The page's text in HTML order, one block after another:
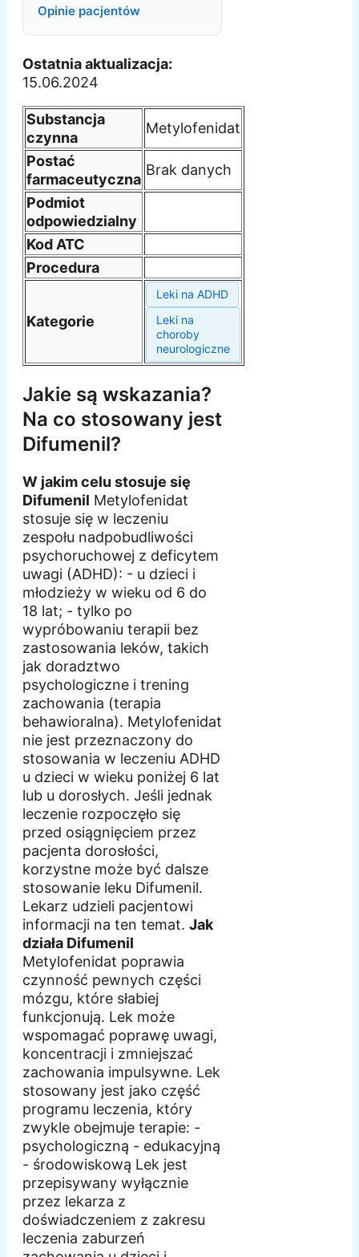
Opinie pacjentów
Ostatnia aktualizacja:
15.06.2024
Substancja
czynna
Metylofenidat
Postać
farmaceutyczna
Brak danych
Podmiot
odpowiedzialny
Kod ATC
Procedura
Kategorie
Leki na ADHD
Leki na
choroby
neurologiczne
Jakie są wskazania?
Na co stosowany jest
Difumenil?
W jakim celu stosuje się
Difumenil Metylofenidat
stosuje się w leczeniu
zespołu nadpobudliwości
psychoruchowej z deficytem
uwagi (ADHD): - u dzieci i
młodzieży w wieku od 6 do
18 lat; - tylko po
wypróbowaniu terapii bez
zastosowania leków, takich
jak doradztwo
psychologiczne i trening
zachowania (terapia
behawioralna). Metylofenidat
nie jest przeznaczony do
stosowania w leczeniu ADHD
u dzieci w wieku poniżej 6 lat
lub u dorosłych. Jeśli jednak
leczenie rozpoczęło się
przed osiągnięciem przez
pacjenta dorosłości,
korzystne może być dalsze
stosowanie leku Difumenil.
Lekarz udzieli pacjentowi
informacji na ten temat. Jak
działa Difumenil
Metylofenidat poprawia
czynność pewnych części
mózgu, które słabiej
funkcjonują. Lek może
wspomagać poprawę uwagi,
koncentracji i zmniejszać
zachowania impulsywne. Lek
stosowany jest jako część
programu leczenia, który
zwykle obejmuje terapie: -
psychologiczną - edukacyjną
- środowiskową Lek jest
przepisywany wyłącznie
przez lekarza z
doświadczeniem z zakresu
leczenia zaburzeń